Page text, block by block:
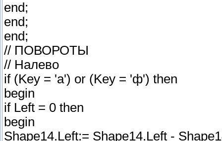
end;
end;
end;
// ПОВОРОТЫ
// Налево
if (Key = 'a') or (Key = 'ф') then
begin
if Left = 0 then
begin
Shape14.Left:= Shape14.Left -